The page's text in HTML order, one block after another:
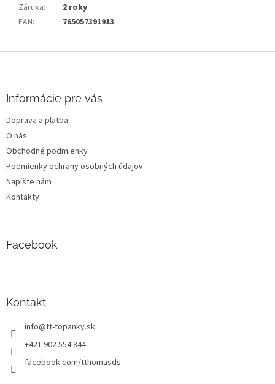
Záruka:
2 roky
EAN: 765057391913
e
Informácie pre vás
Doprava a platba
O nás
Obchodné podmienky
Podmienky ochrany osobných údajov
Napíšte nám
Kontakty
Facebook
Kontakt
info@tt-topanky.sk
+421 902 554 844
facebook.com/tthomasds